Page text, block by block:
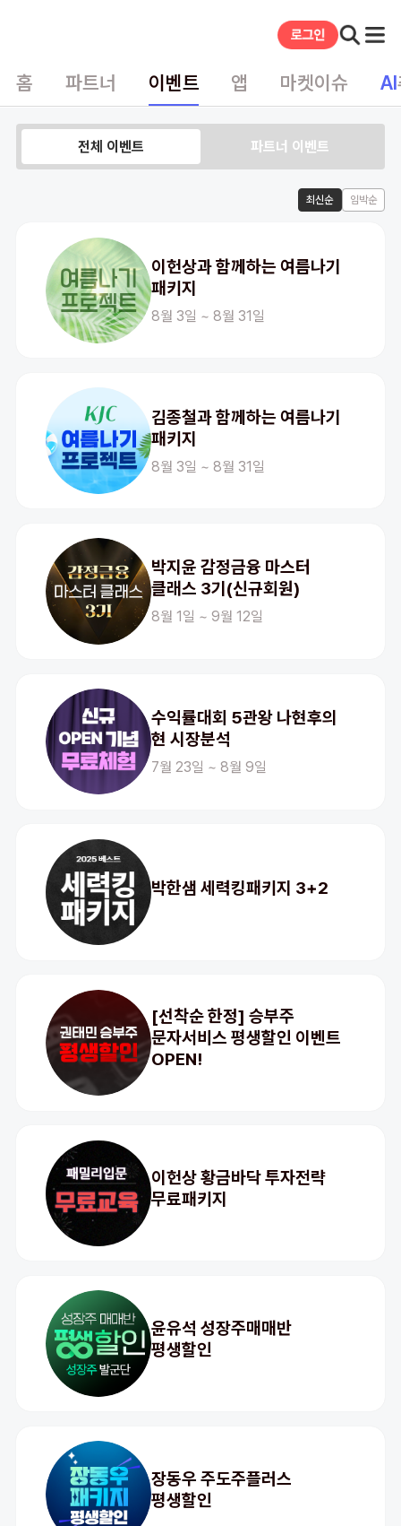
홈 파트너 이벤트 앱 마켓이슈 AI
전체 이벤트 파트너 이벤트
최신순 임박순
이헌상과 함께하는 여름나기
패키지
8월 3일 ~ 8월 31일
김종철과 함께하는 여름나기
패키지
8월 3일 ~ 8월 31일
박지윤 감정금융 마스터
클래스 3기(신규회원)
8월 1일 ~ 9월 12일
수익률대회 5관왕 나현후의
현 시장분석
7월 23일 ~ 8월 9일
박한샘 세력킹패키지 3+2
[선착순 한정] 승부주
문자서비스 평생할인 이벤트
OPEN!
이헌상 황금바닥 투자전략
무료패키지
윤유석 성장주매매반
평생할인
장동우 주도주플러스
평생할인